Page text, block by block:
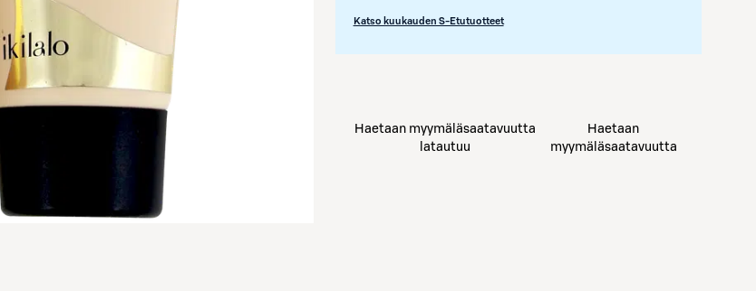
Katso kuukauden S-Etutuotteet
Haetaan myymäläsaatavuutta
latautuu
Haetaan
myymäläsaatavuutta